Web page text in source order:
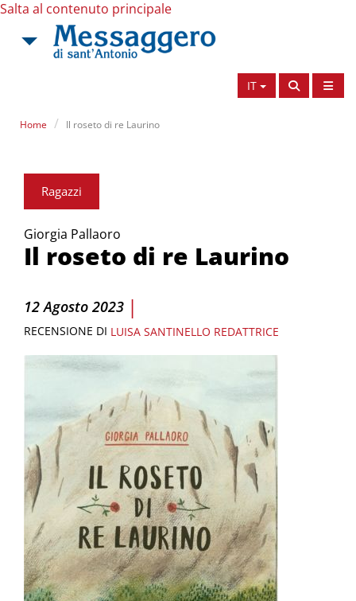
Salta al contenuto principale
IT
Home Il roseto di re Laurino
Ragazzi
Giorgia Pallaoro
Il roseto di re Laurino
12 Agosto 2023 |
RECENSIONE DI LUISA SANTINELLO REDATTRICE